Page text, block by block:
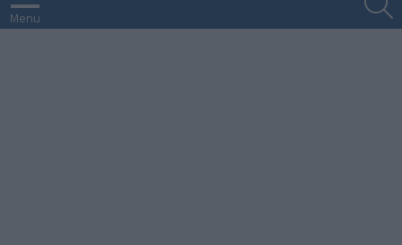
Menu